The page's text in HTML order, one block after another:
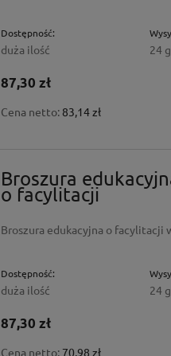
Dostępność:
duża ilość 24
87,30 zł
Cena netto: 83,14 zł
Broszura
o facylitacji
Broszura edukacyjna o
Dostępność:
duża ilość 24
87,30 zł
Cena netto: 70,98 zł